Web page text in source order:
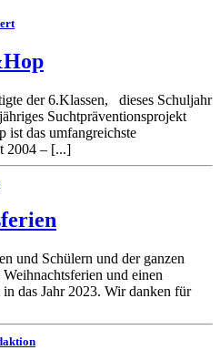
der 6.Klassen, dieses Schuljahr
Suchtpräventionsprojekt
ist das umfangreichste
2004 – [...]
und Schülern und der ganzen
und einen
das Jahr 2023. Wir danken für